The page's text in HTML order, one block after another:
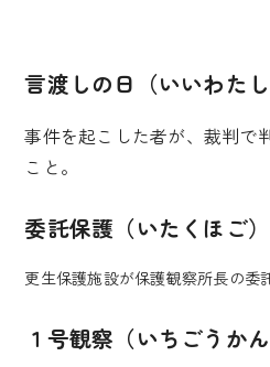
言渡しの日（いいわたし
事件を起こした者が、裁判で
こと。
委託保護（いたくほご）
更生保護施設が保護観察所長の委
１号観察（いちごうかん